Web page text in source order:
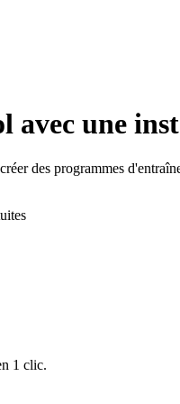
avec une
des programmes